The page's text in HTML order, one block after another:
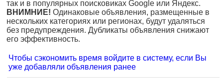
так и в популярных поисковиках Google или Яндекс.
ВНИМНИЕ! Одинаковые объявления, размещенные в
нескольких категориях или регионах, будут удаляться
без предупреждения. Дубликаты объявления снижают
его эффективность.
Чтобы сэкономить время войдите в систему, если Вы
уже добавляли объявления ранее